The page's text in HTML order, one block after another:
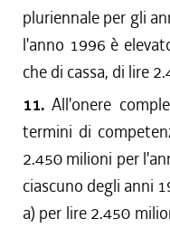
pluriennale per gli
l'anno 1996 è
che di cassa, di lire
11. All'onere
termini di
2.450 milioni per
ciascuno degli anni
a) per lire 2.450